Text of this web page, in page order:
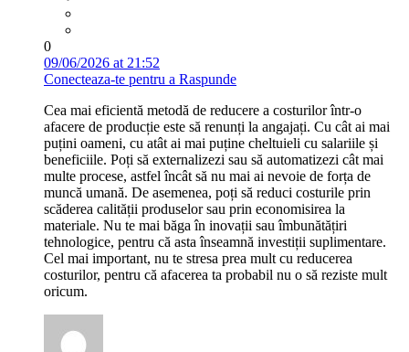
0
09/06/2026 at 21:52
Conecteaza-te pentru a Raspunde
Cea mai eficientă metodă de reducere a costurilor într-o
afacere de producție este să renunți la angajați. Cu cât ai mai
puțini oameni, cu atât ai mai puține cheltuieli cu salariile și
beneficiile. Poți să externalizezi sau să automatizezi cât mai
multe procese, astfel încât să nu mai ai nevoie de forța de
muncă umană. De asemenea, poți să reduci costurile prin
scăderea calității produselor sau prin economisirea la
materiale. Nu te mai băga în inovații sau îmbunătățiri
tehnologice, pentru că asta înseamnă investiții suplimentare.
Cel mai important, nu te stresa prea mult cu reducerea
costurilor, pentru că afacerea ta probabil nu o să reziste mult
oricum.